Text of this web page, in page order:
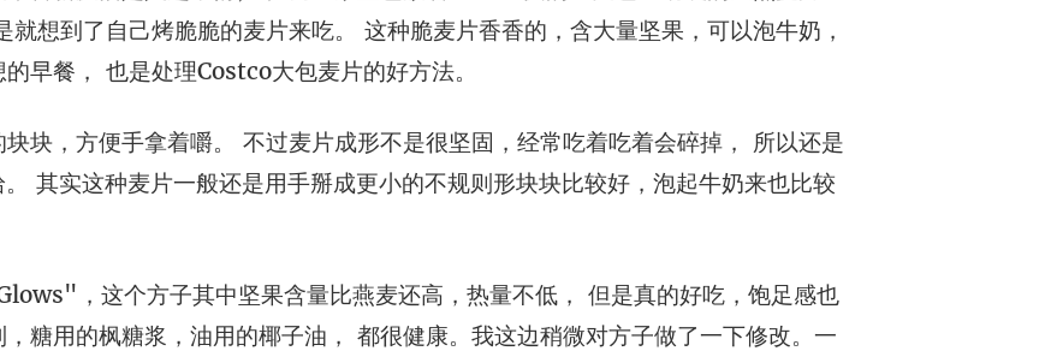
想到了自己烤脆脆的麦片来吃。 这种脆麦片香香的，含大量坚果，可以泡牛奶，
早餐， 也是处理Costco大包麦片的好方法。
块，方便手拿着嚼。 不过麦片成形不是很坚固，经常吃着吃着会碎掉， 所以还是
其实这种麦片一般还是用手掰成更小的不规则形块块比较好，泡起牛奶来也比较
，这个方子其中坚果含量比燕麦还高，热量不低， 但是真的好吃，饱足感也
糖用的枫糖浆，油用的椰子油， 都很健康。我这边稍微对方子做了一下修改。一